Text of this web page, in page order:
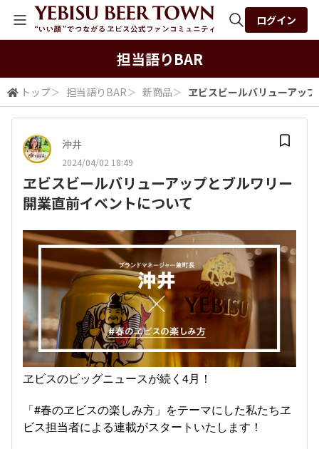
検索
ログイン
担当語りBAR
トップ＞ 担当語りBAR＞ 新商品＞ ヱビスビールバリューアッ
沖井
2024/04/02 18:49
ヱビスビールバリューアップとブルワリー
開業直前イベントについて
ヱビスのビッグニュースが続く4月！
「#春のヱビスの楽しみ方」をテーマにした私たちヱ
ビス担当者による連載がスタートいたします！